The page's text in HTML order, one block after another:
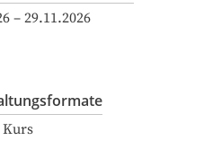
– 29.11.2026